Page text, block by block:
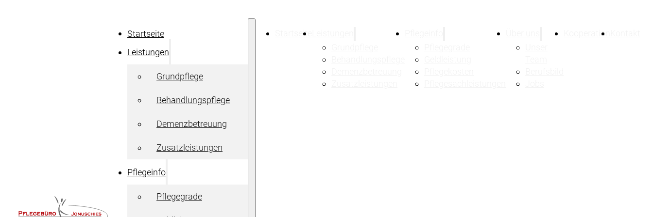
Startseite
Leistungen
Grundpflege
Behandlungspflege
Demenzbetreuung
Zusatzleistungen
Pflegeinfo
Pflegegrade
Startseite Kooperation